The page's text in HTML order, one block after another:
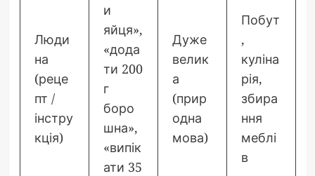
Люди
на
(реце
пт /
інстру
кція)
и
яйця»,
«дода
ти 200
г
боро
шна»,
«випік
ати 35
Дуже
велик
а
(прир
одна
мова)
Побут
,
куліна
рія,
збира
ння
меблі
в